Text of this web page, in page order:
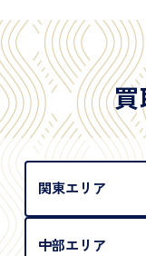
年月日が
※日本国政
※2020年2
は「所持人
め、単体で
められない
が必要とな
関東エリア
中部エリア